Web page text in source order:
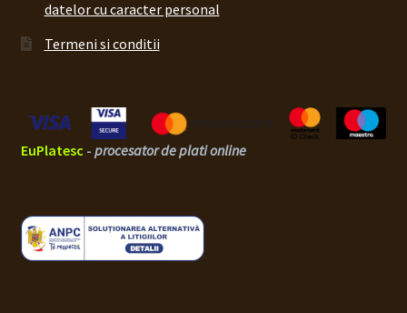
datelor cu caracter personal
Termeni si conditii
EuPlatesc - procesator de plati online